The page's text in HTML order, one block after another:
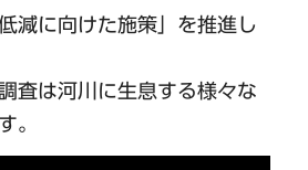
減に向けた施策」を推進し
査は河川に生息する様々な
。